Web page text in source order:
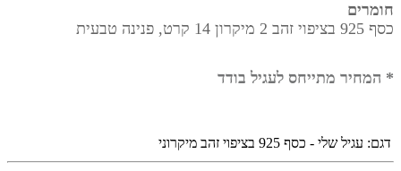
חומרים
כסף 925 בציפוי זהב 2 מיקרון 14 קרט, פנינה טבעית
* המחיר מתייחס לעגיל בודד
דגם: עגיל שלי - כסף 925 בציפוי זהב מיקרוני